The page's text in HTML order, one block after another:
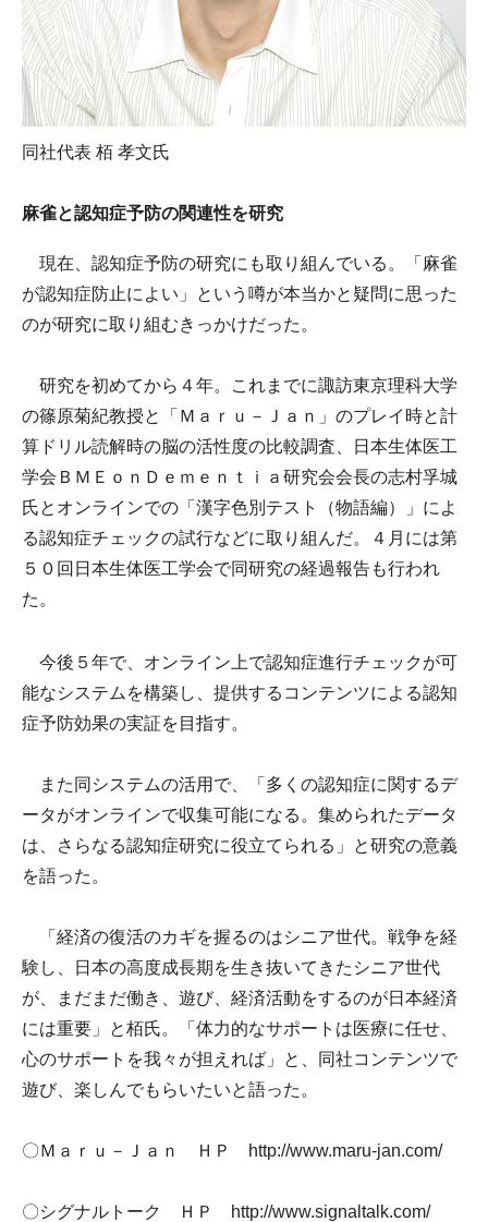
同社代表 栢 孝文氏
麻雀と認知症予防の関連性を研究
現在、認知症予防の研究にも取り組んでいる。「麻雀
が認知症防止によい」という噂が本当かと疑問に思った
のが研究に取り組むきっかけだった。
研究を初めてから４年。これまでに諏訪東京理科大学
の篠原菊紀教授と「Ｍａｒｕ－Ｊａｎ」のプレイ時と計
算ドリル読解時の脳の活性度の比較調査、日本生体医工
学会ＢＭＥｏｎＤｅｍｅｎｔｉａ研究会会長の志村孚城
氏とオンラインでの「漢字色別テスト（物語編）」によ
る認知症チェックの試行などに取り組んだ。４月には第
５０回日本生体医工学会で同研究の経過報告も行われ
た。
今後５年で、オンライン上で認知症進行チェックが可
能なシステムを構築し、提供するコンテンツによる認知
症予防効果の実証を目指す。
また同システムの活用で、「多くの認知症に関するデ
ータがオンラインで収集可能になる。集められたデータ
は、さらなる認知症研究に役立てられる」と研究の意義
を語った。
「経済の復活のカギを握るのはシニア世代。戦争を経
験し、日本の高度成長期を生き抜いてきたシニア世代
が、まだまだ働き、遊び、経済活動をするのが日本経済
には重要」と栢氏。「体力的なサポートは医療に任せ、
心のサポートを我々が担えれば」と、同社コンテンツで
遊び、楽しんでもらいたいと語った。
〇Ｍａｒｕ－Ｊａｎ ＨＰ http://www.maru-jan.com/
〇シグナルトーク ＨＰ http://www.signaltalk.com/